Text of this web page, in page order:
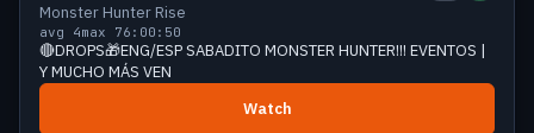
Monster Hunter Rise
avg 4max 76:00:50
🔴DROPS🎁ENG/ESP SABADITO MONSTER HUNTER!!! EVENTOS |
Y MUCHO MÁS VEN
Watch